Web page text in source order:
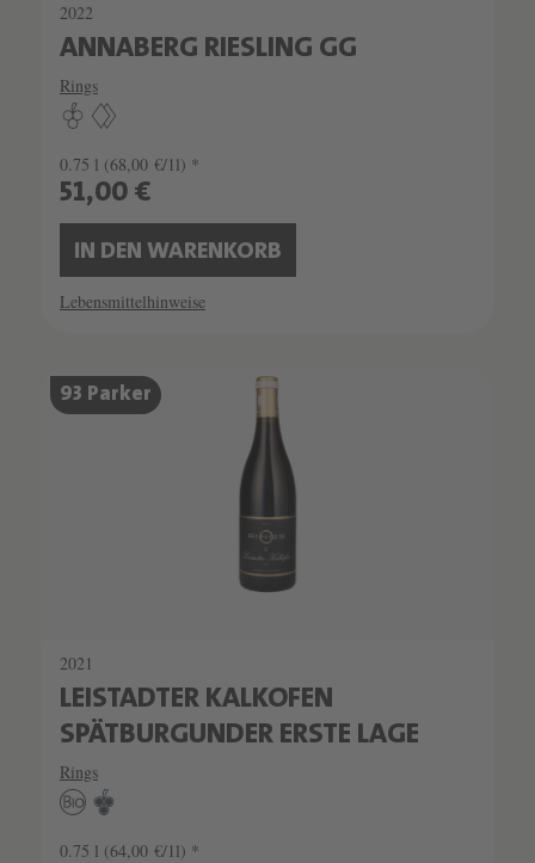
2022
ANNABERG RIESLING GG
Rings
0.75 l (68,00 €/1l) *
51,00 €
IN DEN WARENKORB
Lebensmittelhinweise
93 Parker
2021
LEISTADTER KALKOFEN
SPÄTBURGUNDER ERSTE LAGE
Rings
0.75 l (64,00 €/1l) *